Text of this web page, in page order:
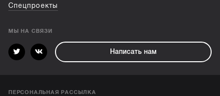
Спецпроекты
МЫ НА СВЯЗИ
Написать нам
ПЕРСОНАЛЬНАЯ РАССЫЛКА